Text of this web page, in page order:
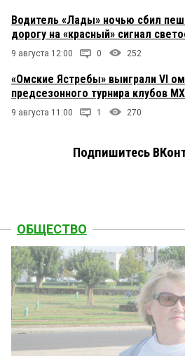
Водитель «Лады» ночью сбил
дорогу на «красный» сигнал
9 августа 12:00 0 252
«Омские Ястребы» выиграли VI
предсезонного турнира клубов
9 августа 11:00 1 270
Подпишитесь
ОБЩЕСТВО